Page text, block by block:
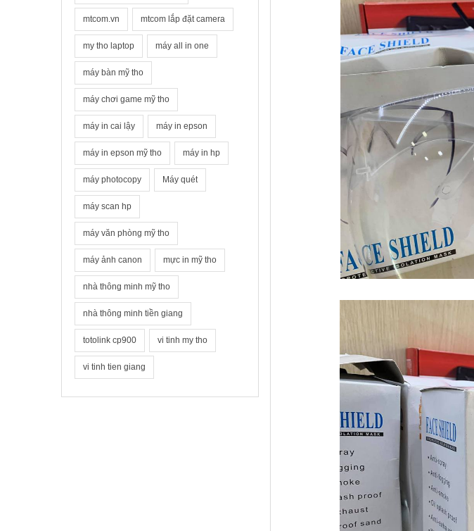
mtcom.vn mtcom lắp đặt camera
my tho laptop máy all in one
máy bàn mỹ tho
máy chơi game mỹ tho
máy in cai lậy máy in epson
máy in epson mỹ tho máy in hp
máy photocopy Máy quét
máy scan hp
máy văn phòng mỹ tho
máy ảnh canon mực in mỹ tho
nhà thông minh mỹ tho
nhà thông minh tiền giang
totolink cp900 vi tinh my tho
vi tinh tien giang